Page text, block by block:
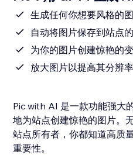
生成任何你想要风格的
自动将图片保存到站点
为你的图片创建惊艳的
放大图片以提高其分辨率
Pic with AI 是一款功能强大
地为站点创建惊艳的图片。
站点所有者，你都知道高质
重要性。